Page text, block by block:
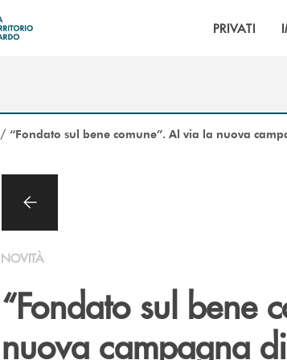
PRIVATI
/ “Fondato sul bene comune”. Al via la nuova
NOVITÀ
“Fondato sul bene
nuova campagna